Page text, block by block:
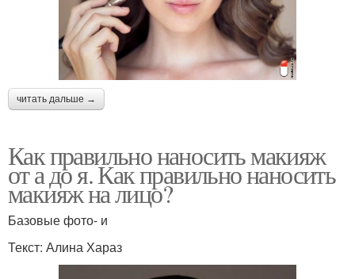
читать дальше →
Как правильно наносить макияж
от а до я. Как правильно наносить
макияж на лицо?
Базовые фото- и
Текст: Алина Хараз